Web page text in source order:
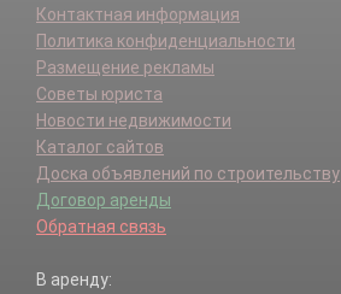
Контактная информация
Политика конфиденциальности
Размещение рекламы
Советы юриста
Новости недвижимости
Каталог сайтов
Доска объявлений по строительству
Договор аренды
Обратная связь
В аренду: